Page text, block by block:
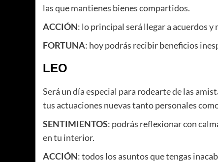
las que mantienes bienes compartidos.
ACCIÓN: lo principal será llegar a acuerdos
FORTUNA: hoy podrás recibir beneficios
LEO
Será un día especial para rodearte de las
tus actuaciones nuevas tanto personales
SENTIMIENTOS: podrás reflexionar con
en tu interior.
ACCIÓN: todos los asuntos que tengas